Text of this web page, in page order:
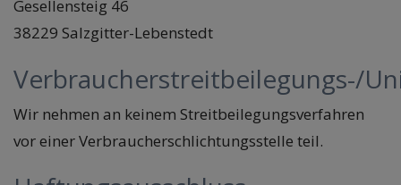
Gesellensteig 46
38229 Salzgitter-Lebenstedt
Verbraucherstreitbeilegungs-/
Wir nehmen an keinem Streitbeilegungsverfahren
vor einer Verbraucherschlichtungsstelle teil.